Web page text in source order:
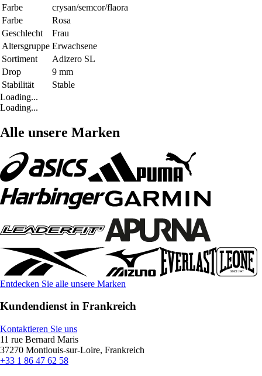
Farbe
crysan/semcor/flaora
Farbe
Rosa
Geschlecht
Frau
Altersgruppe Erwachsene
Sortiment
Adizero SL
Drop
9 mm
Stabilität
Stable
Loading...
Loading...
Alle unsere Marken
Entdecken Sie alle unsere Marken
Kundendienst in Frankreich
Kontaktieren Sie uns
11 rue Bernard Maris
37270 Montlouis-sur-Loire, Frankreich
+33 1 86 47 62 58